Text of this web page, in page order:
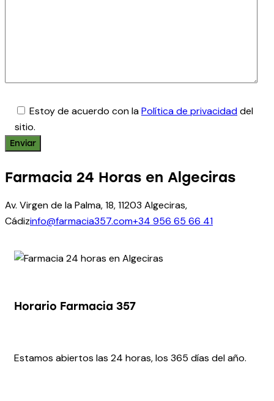
Estoy de acuerdo con laPolítica de privacidaddel
sitio.
Farmacia 24 Horas en Algeciras
Av. Virgen de la Palma, 18, 11203 Algeciras,
Cádizinfo@farmacia357.com+34 956 65 66 41
Horario Farmacia 357
Estamos abiertos las 24 horas, los 365 días del año.